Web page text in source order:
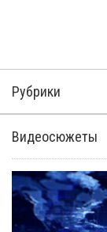
Рубрики
Видеосюжеты